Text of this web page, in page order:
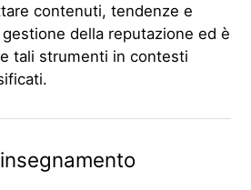
contenuti, tendenze e
della reputazione ed è
tali strumenti in contesti